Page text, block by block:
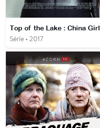
Top of the Lake : China Girl
Série • 2017